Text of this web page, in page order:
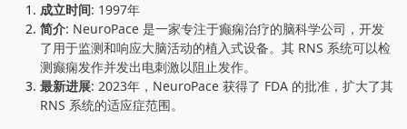
成立时间: 1997年
简介: NeuroPace 是一家专注于癫痫治疗的脑科学公司，开发
了用于监测和响应大脑活动的植入式设备。其 RNS 系统可以检
测癫痫发作并发出电刺激以阻止发作。
最新进展: 2023年，NeuroPace 获得了 FDA 的批准，扩大了其
RNS 系统的适应症范围。